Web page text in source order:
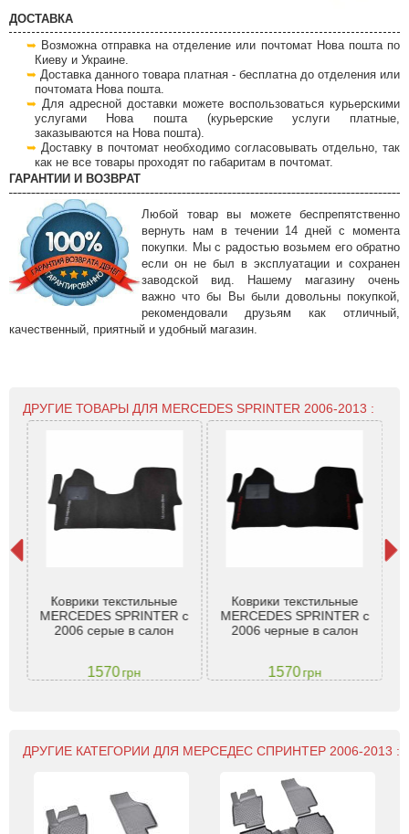
ДОСТАВКА
Возможна отправка на отделение или почтомат Нова пошта по
Киеву и Украине.
Доставка данного товара платная - бесплатна до отделения или
почтомата Нова пошта.
Для адресной доставки можете воспользоваться курьерскими
услугами Нова пошта (курьерские услуги платные,
заказываются на Нова пошта).
Доставку в почтомат необходимо согласовывать отдельно, так
как не все товары проходят по габаритам в почтомат.
ГАРАНТИИ И ВОЗВРАТ
Любой товар вы можете беспрепятственно
вернуть нам в течении 14 дней с момента
покупки. Мы с радостью возьмем его обратно
если он не был в эксплуатации и сохранен
заводской вид. Нашему магазину очень
важно что бы Вы были довольны покупкой,
рекомендовали друзьям как отличный,
качественный, приятный и удобный магазин.
ДРУГИЕ ТОВАРЫ ДЛЯ MERCEDES SPRINTER 2006-2013 :
Коврики текстильные
MERCEDES SPRINTER с
2006 серые в салон
1570грн
Коврики текстильные
MERCEDES SPRINTER с
2006 черные в салон
1570грн
ДРУГИЕ КАТЕГОРИИ ДЛЯ МЕРСЕДЕС СПРИНТЕР 2006-2013 :